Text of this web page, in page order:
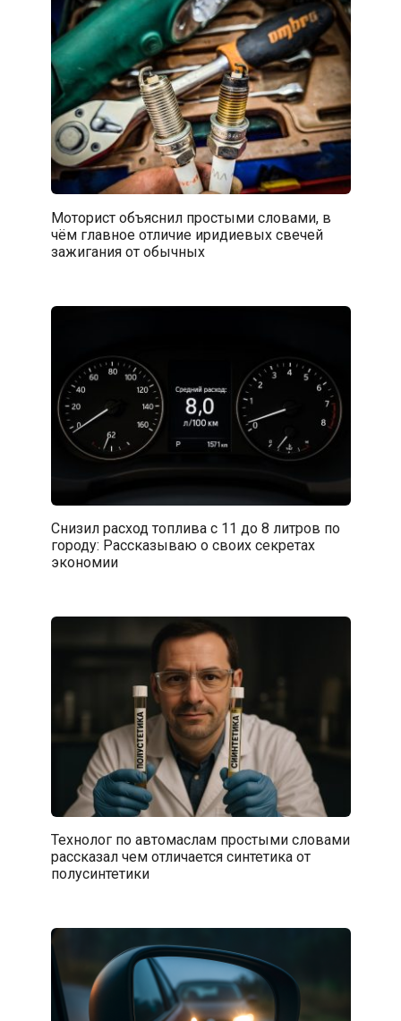
Моторист объяснил простыми словами, в
чём главное отличие иридиевых свечей
зажигания от обычных
Снизил расход топлива с 11 до 8 литров по
городу: Рассказываю о своих секретах
экономии
Технолог по автомаслам простыми словами
рассказал чем отличается синтетика от
полусинтетики